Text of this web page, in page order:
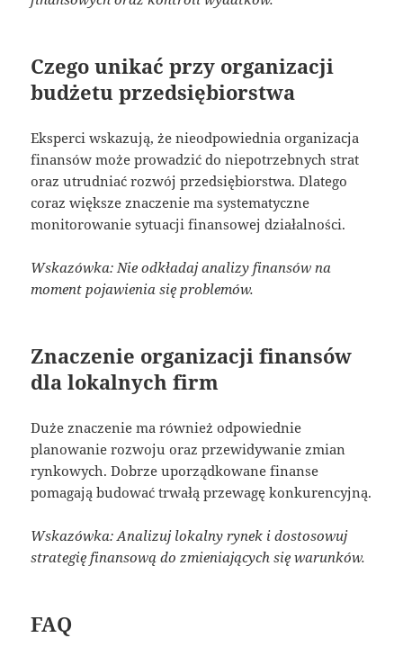
Czego unikać przy organizacji
budżetu przedsiębiorstwa
Eksperci wskazują, że nieodpowiednia organizacja
finansów może prowadzić do niepotrzebnych strat
oraz utrudniać rozwój przedsiębiorstwa. Dlatego
coraz większe znaczenie ma systematyczne
monitorowanie sytuacji finansowej działalności.
Wskazówka: Nie odkładaj analizy finansów na
moment pojawienia się problemów.
Znaczenie organizacji finansów
dla lokalnych firm
Duże znaczenie ma również odpowiednie
planowanie rozwoju oraz przewidywanie zmian
rynkowych. Dobrze uporządkowane finanse
pomagają budować trwałą przewagę konkurencyjną.
Wskazówka: Analizuj lokalny rynek i dostosowuj
strategię finansową do zmieniających się warunków.
FAQ